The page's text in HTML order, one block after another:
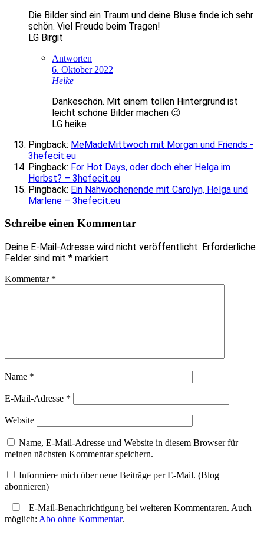
Die Bilder sind ein Traum und deine Bluse finde ich sehr
schön. Viel Freude beim Tragen!
LG Birgit
Antworten
6. Oktober 2022
Heike
Dankeschön. Mit einem tollen Hintergrund ist
leicht schöne Bilder machen 😉
LG heike
Pingback: MeMadeMittwoch mit Morgan und Friends -
3hefecit.eu
Pingback: For Hot Days, oder doch eher Helga im
Herbst? – 3hefecit.eu
Pingback: Ein Nähwochenende mit Carolyn, Helga und
Marlene – 3hefecit.eu
Schreibe einen Kommentar
Deine E-Mail-Adresse wird nicht veröffentlicht. Erforderliche
Felder sind mit * markiert
Kommentar *
Name *
E-Mail-Adresse *
Website
Name, E-Mail-Adresse und Website in diesem Browser für
meinen nächsten Kommentar speichern.
Informiere mich über neue Beiträge per E-Mail. (Blog
abonnieren)
E-Mail-Benachrichtigung bei weiteren Kommentaren. Auch
möglich: Abo ohne Kommentar.